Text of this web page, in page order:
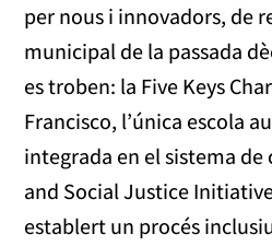
per nous i innovadors, de
municipal de la passada
es troben: la Five Keys
Francisco, l’única escola
integrada en el sistema de
and Social Justice
establert un procés